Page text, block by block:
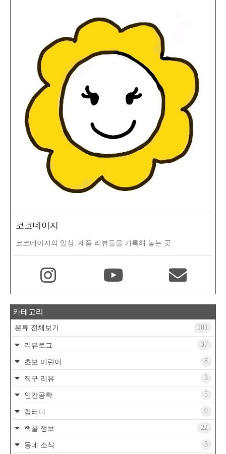
코코데이지
코코데이지의 일상, 제품 리뷰들을 기록해 놓는 곳.
카테고리
분류 전체보기 101
리뷰로그 37
초보 미린이 8
직구 리뷰 3
인간공학 5
컴터디 9
핵꿀 정보 22
동네 소식 3